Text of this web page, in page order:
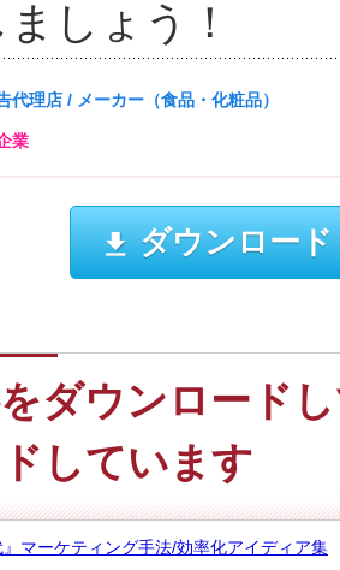
しょう！
代理店 / メーカー（食品・化粧品）
業
ダウンロー
ダウンロード
しています
』マーケティング手法/効率化アイディア集